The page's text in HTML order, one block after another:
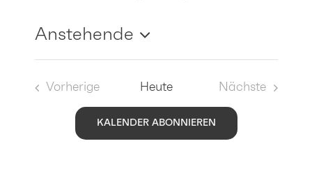
Anstehende
Datum
Vorherige
Veranstaltungen
Heute
Nächste
KALENDER ABONNIEREN